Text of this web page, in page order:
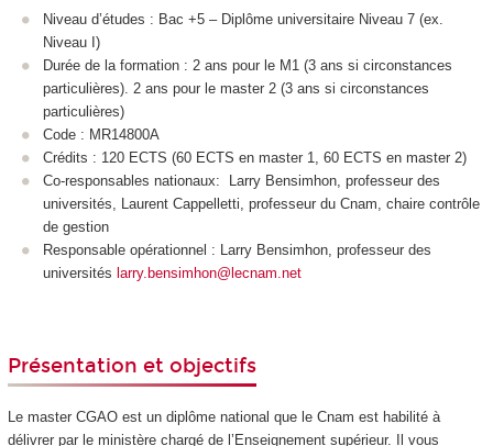
Niveau d’études : Bac +5 – Diplôme universitaire Niveau 7 (ex.
Niveau I)
Durée de la formation : 2 ans pour le M1 (3 ans si circonstances
particulières). 2 ans pour le master 2 (3 ans si circonstances
particulières)
Code : MR14800A
Crédits : 120 ECTS (60 ECTS en master 1, 60 ECTS en master 2)
Co-responsables nationaux: Larry Bensimhon, professeur des
universités, Laurent Cappelletti, professeur du Cnam, chaire contrôle
de gestion
Responsable opérationnel : Larry Bensimhon, professeur des
universités larry.bensimhon@lecnam.net
Présentation et objectifs
Le master CGAO est un diplôme national que le Cnam est habilité à
délivrer par le ministère chargé de l’Enseignement supérieur. Il vous